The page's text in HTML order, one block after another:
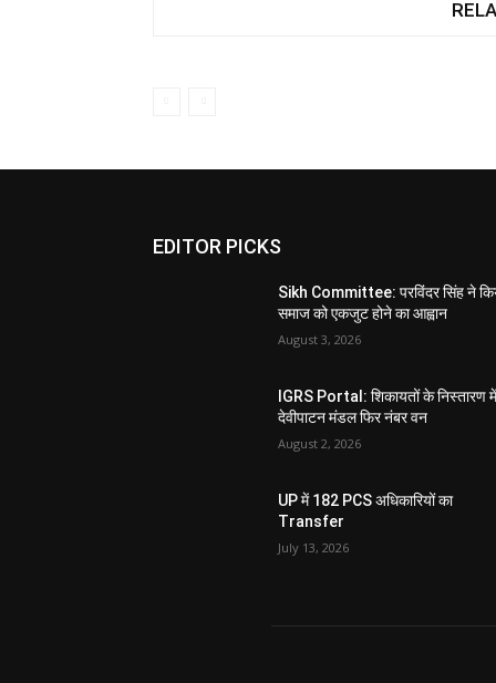
EDITOR PICKS
Sikh Committee: परविंदर सिंह ने
समाज को एकजुट होने का आह्वान
August 3, 2026
IGRS Portal: शिकायतों के निस्तारण
देवीपाटन मंडल फिर नंबर वन
August 2, 2026
UP में 182 PCS अधिकारियों का
Transfer
July 13, 2026